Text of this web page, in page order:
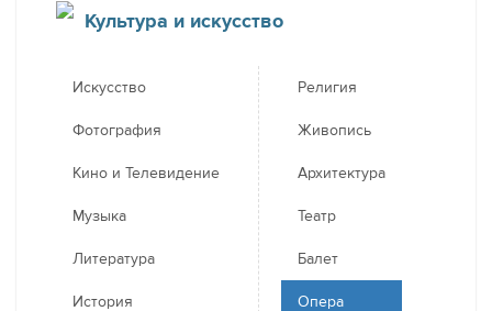
Культура и искусство
Искусство
Фотография
Кино и Телевидение
Музыка
Литература
История
Религия
Живопись
Архитектура
Театр
Балет
Опера